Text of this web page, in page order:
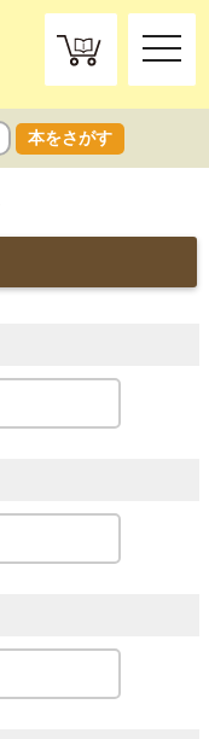
toggle
本をさがす